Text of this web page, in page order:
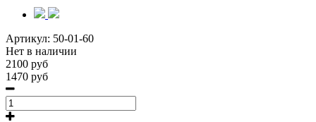
Артикул: 50-01-60
Нет в наличии
2100 руб
1470 руб